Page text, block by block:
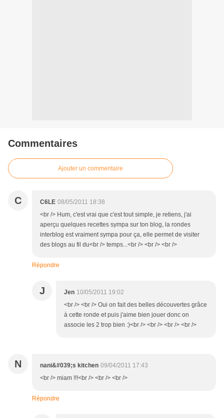
Commentaires
Ajouter un commentaire
C C6LE 08/05/2011 18:38
<br /> Hum, c'est vrai que c'est tout simple, je retiens, j'ai
aperçu quelques recettes sympa sur ton blog, la rondes
interblog est vraiment sympa pour ça, elle permet de visiter
des blogs au fil du<br /> temps...<br /> <br /> <br />
Répondre
J Jen 10/05/2011 19:02
<br /> <br /> Oui on fait des belles découvertes grâce
à cette ronde et puis j'aime bien jouer donc on
associe les 2 trop bien :)<br /> <br /> <br /> <br />
N nani&#039;s kitchen 09/04/2011 17:43
<br /> miam !!!<br /> <br /> <br />
Répondre